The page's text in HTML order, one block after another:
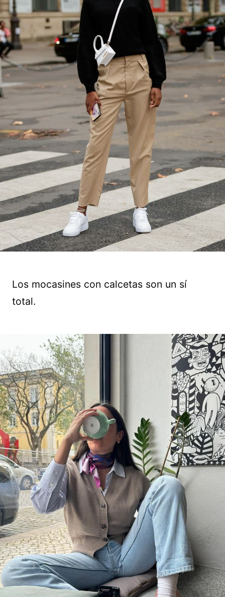
Los mocasines con calcetas son un sí
total.